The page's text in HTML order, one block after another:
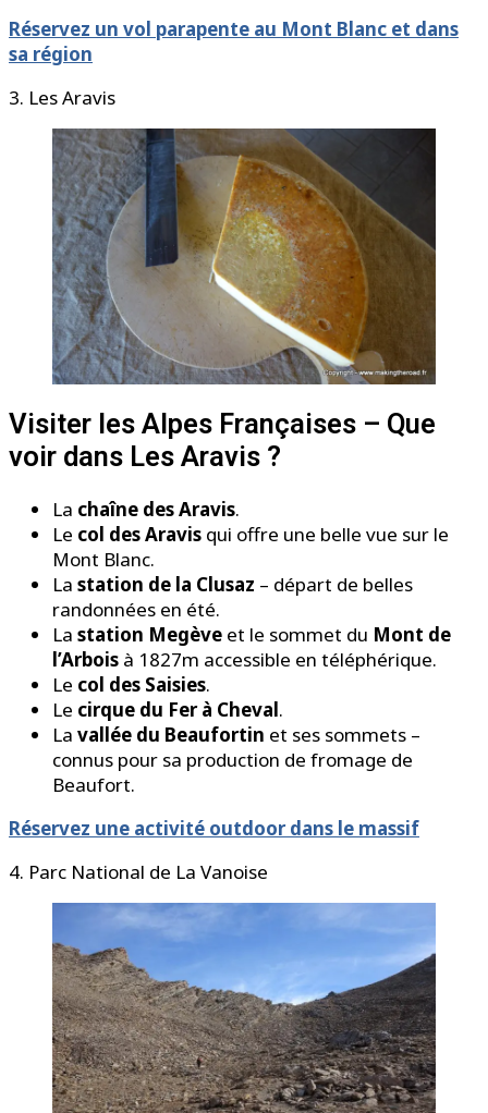
Réservez un vol parapente au Mont Blanc et dans
sa région
3. Les Aravis
Visiter les Alpes Françaises – Que
voir dans Les Aravis ?
La chaîne des Aravis.
Le col des Aravis qui offre une belle vue sur le
Mont Blanc.
La station de la Clusaz – départ de belles
randonnées en été.
La station Megève et le sommet du Mont de
l’Arbois à 1827m accessible en téléphérique.
Le col des Saisies.
Le cirque du Fer à Cheval.
La vallée du Beaufortin et ses sommets –
connus pour sa production de fromage de
Beaufort.
Réservez une activité outdoor dans le massif
4. Parc National de La Vanoise